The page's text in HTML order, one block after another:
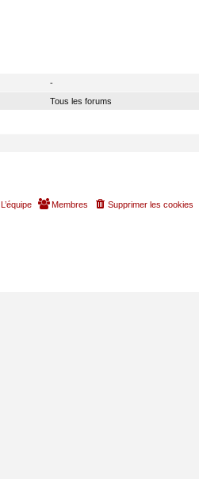
-
Tous les forums
Supprimer les cookies
Membres
L’équipe